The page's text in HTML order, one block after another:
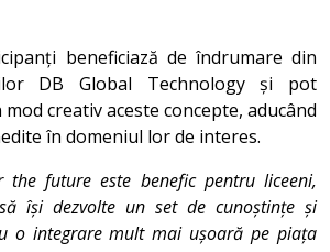
beneficiază de îndrumare din
DB Global Technology și pot
creativ aceste concepte, aducând
în domeniul lor de interes.
the future este benefic pentru liceeni,
își dezvolte un set de cunoștințe și
o integrare mult mai ușoară pe piața